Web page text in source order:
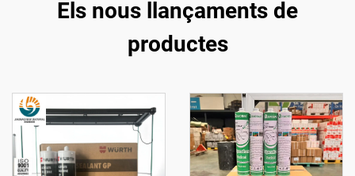
Els nous llançaments de
productes